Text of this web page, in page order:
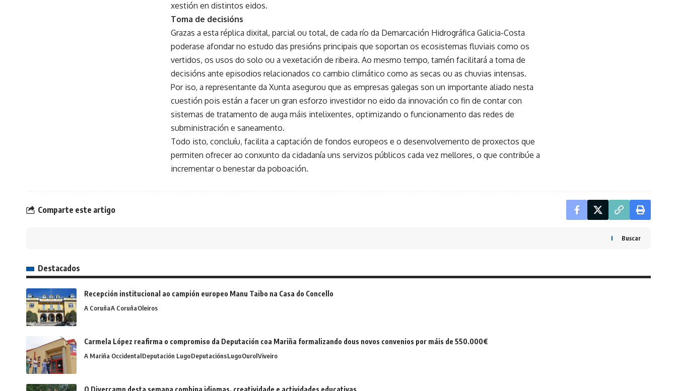
xestión en distintos eidos.
Toma de decisións
Grazas a esta réplica dixital, parcial ou total, de cada río da Demarcación Hidrográfica Galicia-Costa
poderase afondar no estudo das presións principais que soportan os ecosistemas fluviais como os
vertidos, os usos do solo ou a vexetación de ribeira. Ao mesmo tempo, tamén facilitará a toma de
decisións ante episodios relacionados co cambio climático como as secas ou as chuvias intensas.
Por iso, a representante da Xunta asegurou que as empresas galegas son un importante aliado nesta
cuestión pois están a facer un gran esforzo investidor no eido da innovación co fin de contar con
sistemas de tratamento de auga máis intelixentes, optimizando o funcionamento das redes de
subministración e saneamento.
Todo isto, concluíu, facilita a captación de fondos europeos e o desenvolvemento de proxectos que
permiten ofrecer ao conxunto da cidadanía uns servizos públicos cada vez mellores, o que contribúe a
incrementar o benestar da poboación.
Comparte este artigo
Buscar
Destacados
Recepción institucional ao campión europeo Manu Taibo na Casa do Concello
A CoruñaA CoruñaOleiros
Carmela López reafirma o compromiso da Deputación coa Mariña formalizando dous novos convenios por máis de 550.000€
A Mariña OccidentalDeputación LugoDeputaciónsLugoOurolViveiro